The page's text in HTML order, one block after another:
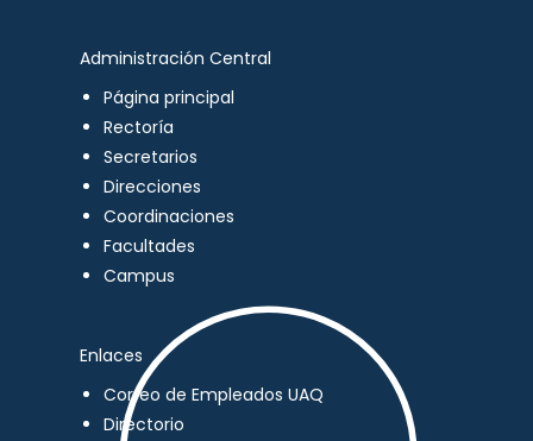
Administración Central
Página principal
Rectoría
Secretarios
Direcciones
Coordinaciones
Facultades
Campus
Enlaces
Correo de Empleados UAQ
Directorio